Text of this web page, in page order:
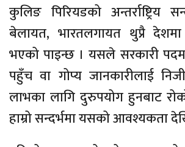
कुलिङ पिरियडको अन्तर्राष्ट्रिय
बेलायत, भारतलगायत थुप्रै
भएको पाइन्छ । यसले सरकारी
पहुँच वा गोप्य जानकारीलाई
लाभका लागि दुरुपयोग हुनबाट
हाम्रो सन्दर्भमा यसको आवश्यकता